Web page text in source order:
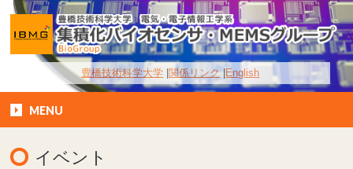
豊橋技術科学大学 関係リンク English
MENU
イベント